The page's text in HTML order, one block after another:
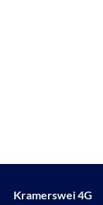
Kramerswei 4G